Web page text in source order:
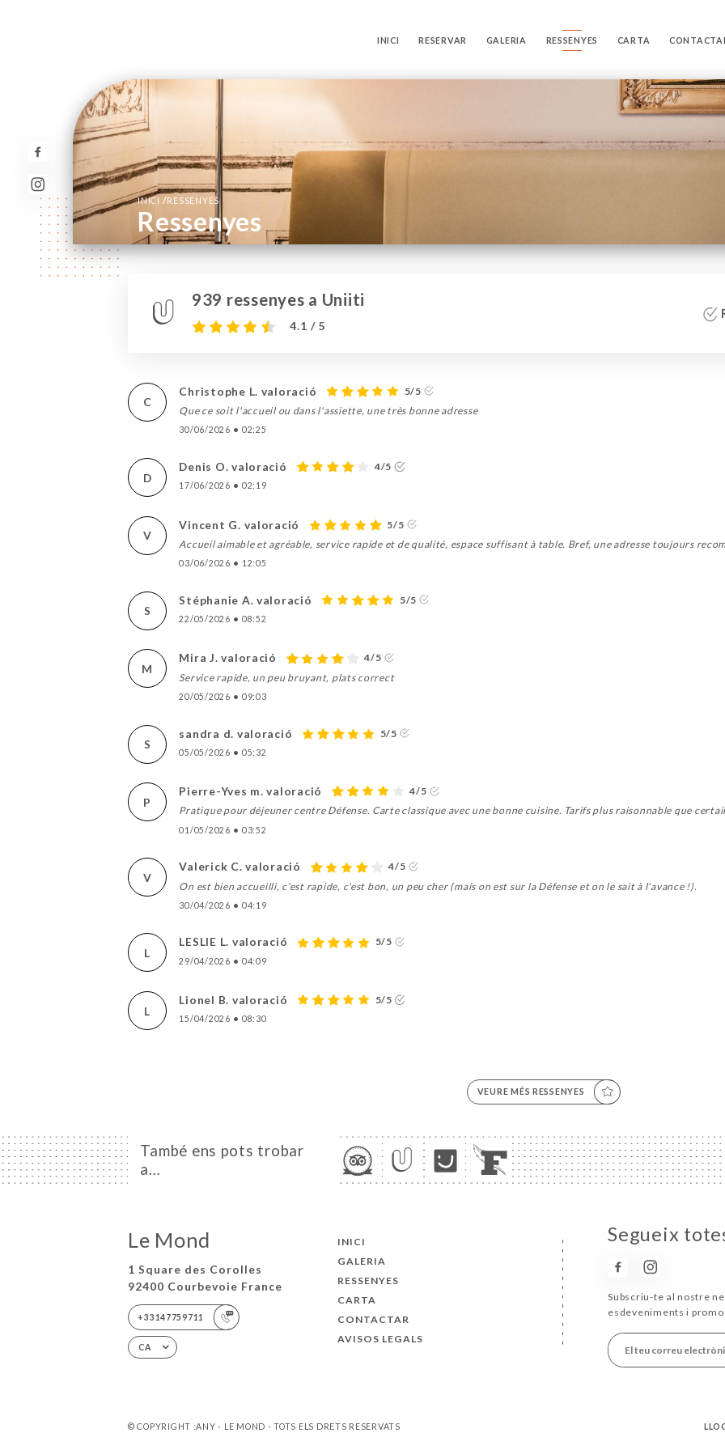
INICI RESERVAR GALERIA RESSENYES CARTA
INICI /RESSENYES
Ressenyes
939 ressenyes a Uniiti
4.1 / 5
C
Christophe L. valoració
5/5
Que ce soit l'accueil ou dans l'assiette, une très bonne adresse
30/06/2026 • 02:25
D
Denis O. valoració 4/5
17/06/2026 • 02:19
V
Vincent G. valoració
5/5
Accueil aimable et agréable, service rapide et de qualité, espace suffisant à table. Bref, une adresse toujours
03/06/2026 • 12:05
S
Stéphanie A. valoració 5/5
22/05/2026 • 08:52
M
Mira J. valoració
4/5
Service rapide, un peu bruyant, plats correct
20/05/2026 • 09:03
S
sandra d. valoració 5/5
05/05/2026 • 05:32
P
Pierre-Yves m. valoració
4/5
Pratique pour déjeuner centre Défense. Carte classique avec une bonne cuisine. Tarifs plus raisonnable que
01/05/2026 • 03:52
V
Valerick C. valoració
4/5
On est bien accueilli, c'est rapide, c'est bon, un peu cher (mais on est sur la Défense et on le sait à l'avance !).
30/04/2026 • 04:19
L
LESLIE L. valoració 5/5
29/04/2026 • 04:09
L
Lionel B. valoració 5/5
15/04/2026 • 08:30
VEURE MÉS RESSENYES
També ens pots trobar
a…
Le Mond
1 Square des Corolles
92400 Courbevoie France
+33147759711
CA
INICI
GALERIA
RESSENYES
CARTA
CONTACTAR
AVISOS LEGALS
Segueix
Subscriu-te al nostre
esdeveniments i
© COPYRIGHT :ANY - LE MOND - TOTS ELS DRETS RESERVATS